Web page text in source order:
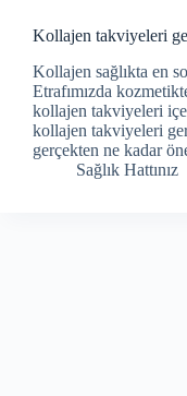
Kollajen takviyeleri
Kollajen sağlıkta en
Etrafımızda
kollajen takviyeleri
kollajen takviyeleri
gerçekten ne kadar
Sağlık Hattınız